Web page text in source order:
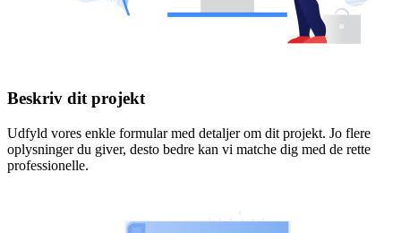
Beskriv dit projekt
Udfyld vores enkle formular med detaljer om dit projekt. Jo flere
oplysninger du giver, desto bedre kan vi matche dig med de rette
professionelle.